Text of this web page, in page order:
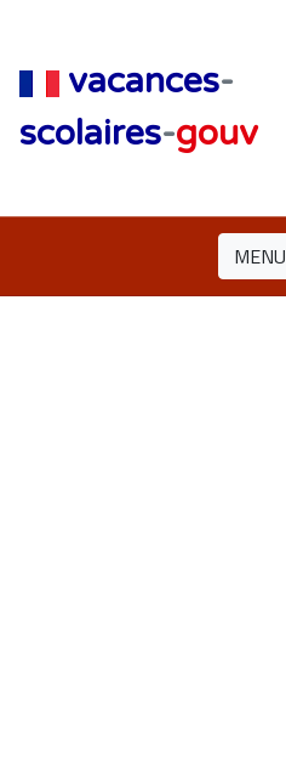
vacances-
scolaires-gouv
MENU